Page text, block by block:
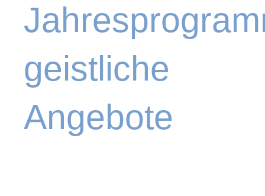
geistliche
Angebote